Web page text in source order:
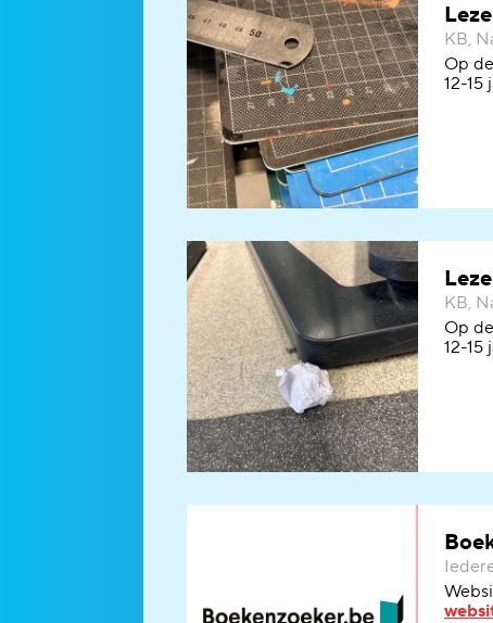
KB,
Op
12-15
KB,
Op
12-15